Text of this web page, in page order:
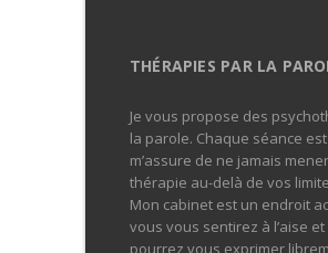
THÉRAPIES PAR LA
Je vous propose des
la parole. Chaque séance
m’assure de ne jamais
thérapie au-delà de vos
Mon cabinet est un endroit
vous vous sentirez à l’aise
pourrez vous exprimer